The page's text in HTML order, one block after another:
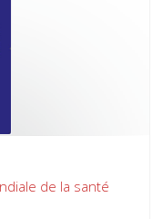
de la santé